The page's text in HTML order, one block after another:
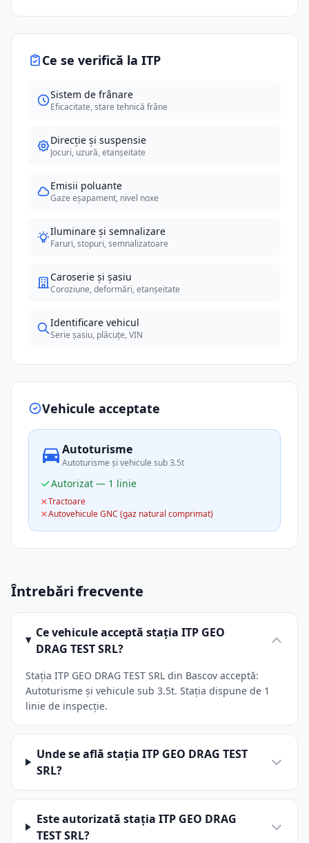
Ce se verifică la ITP
Sistem de frânare
Eficacitate, stare tehnică frâne
Direcție și suspensie
Jocuri, uzură, etanșeitate
Emisii poluante
Gaze eșapament, nivel noxe
Iluminare și semnalizare
Faruri, stopuri, semnalizatoare
Caroserie și șasiu
Coroziune, deformări, etanșeitate
Identificare vehicul
Serie șasiu, plăcuțe, VIN
Vehicule acceptate
Autoturisme
Autoturisme și vehicule sub 3.5t
Autorizat — 1 linie
Tractoare
Autovehicule GNC (gaz natural comprimat)
Întrebări frecvente
Ce vehicule acceptă stația ITP GEO
DRAG TEST SRL?
Stația ITP GEO DRAG TEST SRL din Bascov acceptă:
Autoturisme și vehicule sub 3.5t. Stația dispune de 1
linie de inspecție.
Unde se află stația ITP GEO DRAG TEST
SRL?
Este autorizată stația ITP GEO DRAG
TEST SRL?